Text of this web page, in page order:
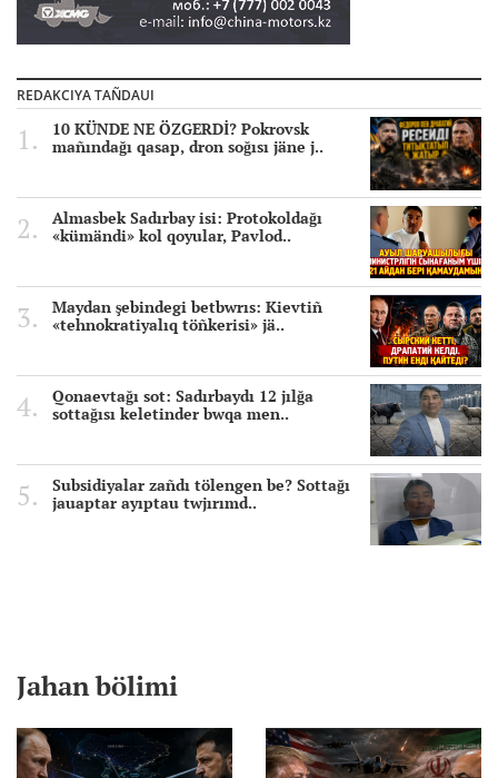
REDAKCIYA TAÑDAUI
10 KÜNDE NE ÖZGERDİ? Pokrovsk
mañındağı qasap, dron soğısı jäne j..
Almasbek Sadırbay isi: Protokoldağı
«kümändi» kol qoyular, Pavlod..
Maydan şebindegi betbwrıs: Kievtiñ
«tehnokratiyalıq töñkerisi» jä..
Qonaevtağı sot: Sadırbaydı 12 jılğa
sottağısı keletinder bwqa men..
Subsidiyalar zañdı tölengen be? Sottağı
jauaptar ayıptau twjırımd..
Jahan bölimi